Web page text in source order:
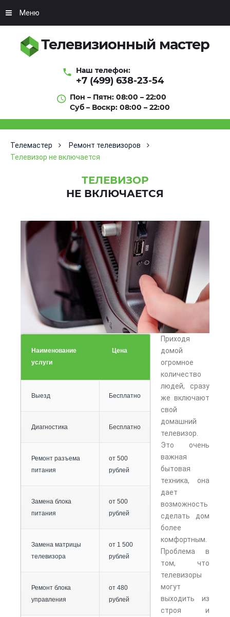
Телевизионный мастер
Наш телефон:
+7 (499) 638-23-54
Пон – Пятн: 08:00 – 22:00
Суб – Воскр: 08:00 – 22:00
Меню
Телемастер
Ремонт телевизоров
Телевизор не включается
ТЕЛЕВИЗОР
НЕ ВКЛЮЧАЕТСЯ
Наименование
услуги
Цена
Выезд Бесплатно
Диагностика Бесплатно
Ремонт разъема
питания
от 500
рублей
Замена блока
питания
от 500
рублей
Замена матрицы
телевизора
от 1 500
рублей
Ремонт блока
управления
от 480
рублей
Приходя
домой
огромное
количество
людей, сразу
же включают
свой
домашний
телевизор.
Это очень
важная
бытовая
техника, она
дает
возможность
сделать дом
более
комфортным.
Проблема в
том, что
телевизоры
могут
выходить из
строя и